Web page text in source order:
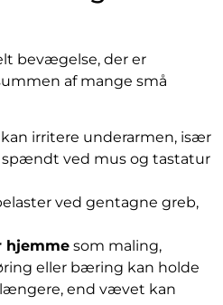
bevægelse, der er
af mange små
kan irritere underarmen, især
spændt ved mus og tastatur
ved gentagne greb,
hjemme som maling,
eller bæring kan holde
end vævet kan